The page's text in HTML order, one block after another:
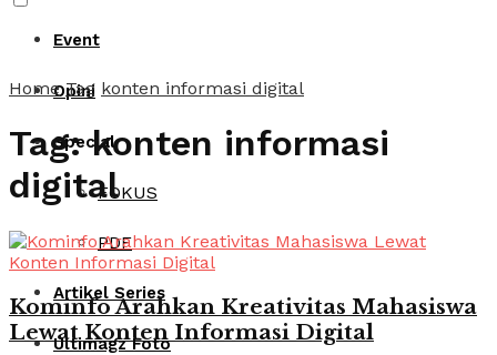
Event
Opini
Special
FOKUS
PDF
Artikel Series
Ultimagz Foto
Home Tag konten informasi digital
Tag:konten informasi
digital
Kominfo Arahkan Kreativitas Mahasiswa
Lewat Konten Informasi Digital